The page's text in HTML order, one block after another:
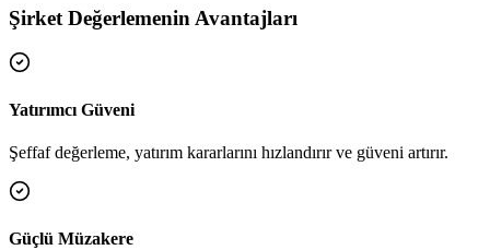
Şirket Değerlemenin Avantajları
Yatırımcı Güveni
Şeffaf değerleme, yatırım kararlarını hızlandırır ve güveni artırır.
Güçlü Müzakere